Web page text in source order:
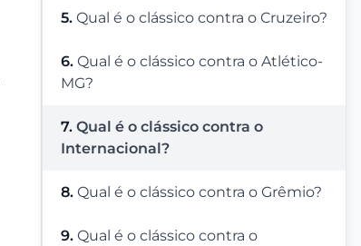
5. Qual é o clássico contra o Cruzeiro?
6. Qual é o clássico contra o Atlético-
MG?
7. Qual é o clássico contra o
Internacional?
8. Qual é o clássico contra o Grêmio?
9. Qual é o clássico contra o